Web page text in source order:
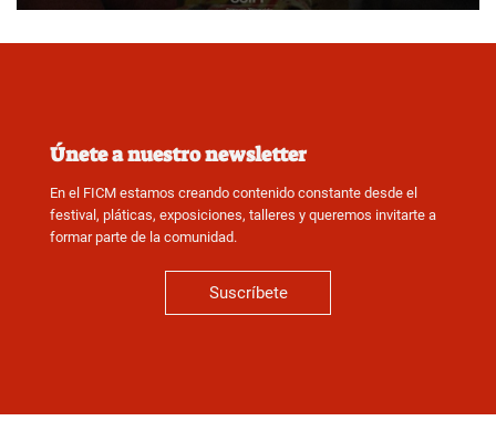
Únete a nuestro newsletter
En el FICM estamos creando contenido constante desde el
festival, pláticas, exposiciones, talleres y queremos invitarte a
formar parte de la comunidad.
Suscríbete